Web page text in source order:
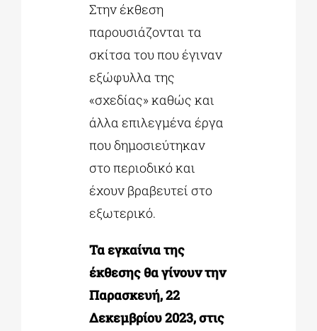
Στην έκθεση
παρουσιάζονται τα
σκίτσα του που έγιναν
εξώφυλλα της
«σχεδίας» καθώς και
άλλα επιλεγμένα έργα
που δημοσιεύτηκαν
στο περιοδικό και
έχουν βραβευτεί στο
εξωτερικό.
Τα εγκαίνια της
έκθεσης θα γίνουν την
Παρασκευή, 22
Δεκεμβρίου 2023, στις